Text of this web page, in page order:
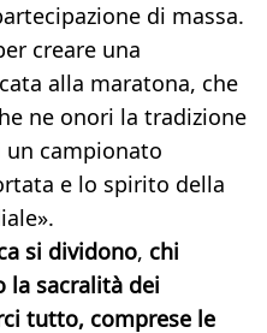
di massa.
creare una
alla maratona, che
ne onori la tradizione
un campionato
e lo spirito della
si dividono, chi
la sacralità dei
tutto, comprese le